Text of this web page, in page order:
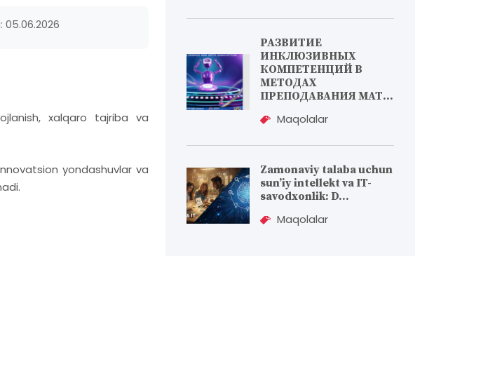
05.06.2026
xalqaro tajriba va
yondashuvlar va
РАЗВИТИЕ
ИНКЛЮЗИВНЫХ
КОМПЕТЕНЦИЙ В
МЕТОДАХ
ПРЕПОДАВАНИЯ МАТ...
Maqolalar
Zamonaviy talaba uchun
sun’iy intellekt va IT-
savodxonlik: D...
Maqolalar